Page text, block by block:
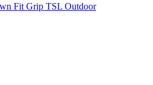
Fit Grip TSL Outdoor